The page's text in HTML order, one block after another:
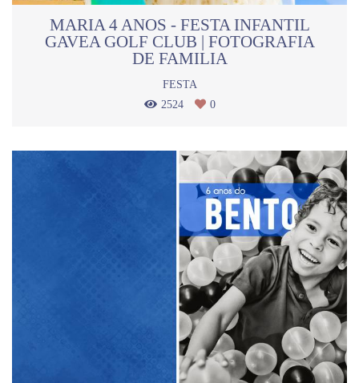
MARIA 4 ANOS - FESTA INFANTIL
GAVEA GOLF CLUB | FOTOGRAFIA
DE FAMILIA
FESTA
2524
0